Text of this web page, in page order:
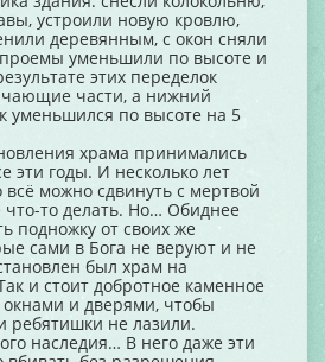
устроили новую кровлю,
деревянным, с окон сняли
уменьшили по высоте и
этих переделок
части, а нижний
уменьшился по высоте на 5
храма принимались
эти годы. И несколько лет
всё можно сдвинуть с мертвой
что-то делать. Но… Обиднее
подножку от своих же
сами в Бога не веруют и не
был храм на
и стоит добротное каменное
и дверями, чтобы
ребятишки не лазили.
наследия… В него даже эти